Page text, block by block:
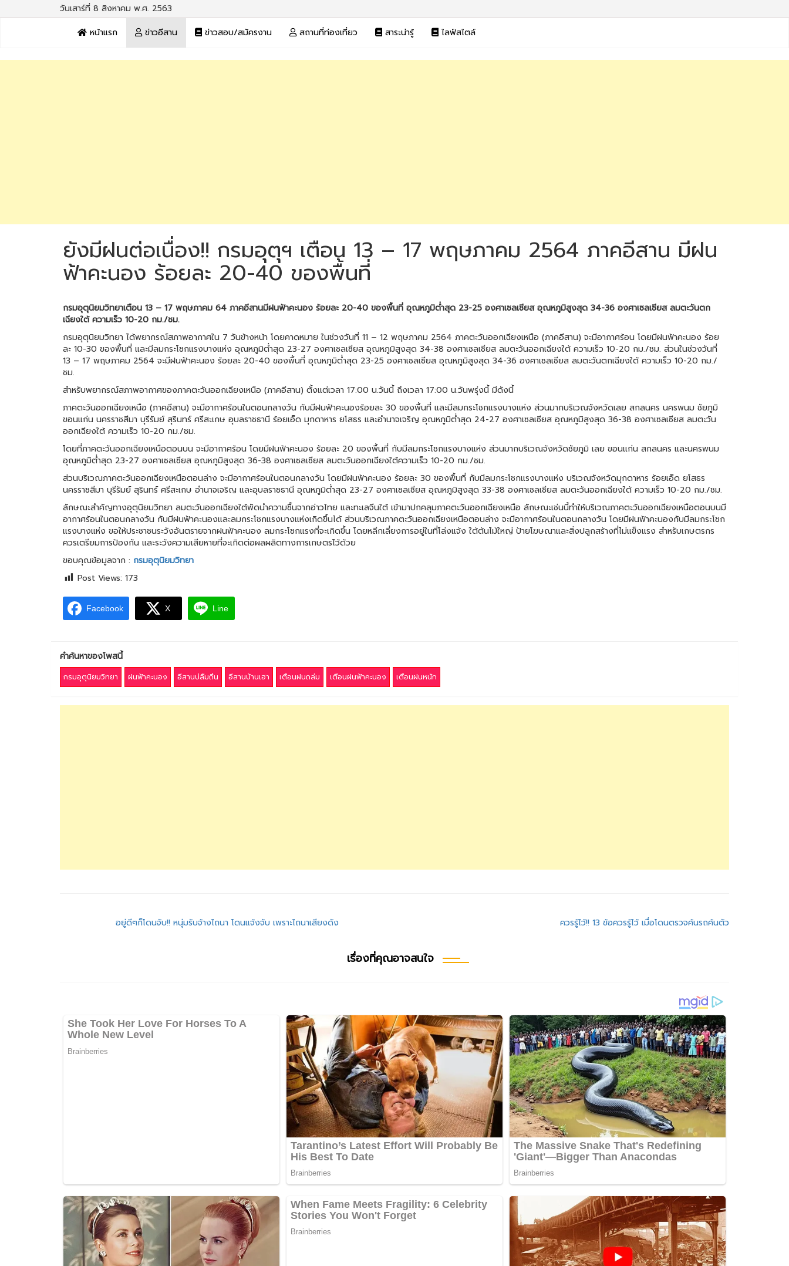
วันเสาร์ที่ 8 สิงหาคม พ.ศ. 2563
หน้าแรก
ข่าวอีสาน ข่าวสอบ/สมัครงาน สถานที่ท่องเที่ยว สาระน่ารู้ ไลฟ์สไตล์
ยังมีฝนต่อเนื่อง!! กรมอุตุฯ เตือน 13 – 17 พฤษภาคม 2564 ภาคอีสาน มีฝน
ฟ้าคะนอง ร้อยละ 20-40 ของพื้นที่
กรมอุตุนิยมวิทยาเตือน 13 – 17 พฤษภาคม 64 ภาคอีสานมีฝนฟ้าคะนอง ร้อยละ 20-40 ของพื้นที่ อุณหภูมิต่ำสุด 23-25 องศาเซลเซียส อุณหภูมิสูงสุด 34-36 องศาเซลเซียส ลมตะวันตก
เฉียงใต้ ความเร็ว 10-20 กม./ชม.
กรมอุตุนิยมวิทยา ได้พยากรณ์สภาพอากาศใน 7 วันข้างหน้า โดยคาดหมาย ในช่วงวันที่ 11 – 12 พฤษภาคม 2564 ภาคตะวันออกเฉียงเหนือ (ภาคอีสาน) จะมีอากาศร้อน โดยมีฝนฟ้าคะนอง ร้อย
ละ 10-30 ของพื้นที่ และมีลมกระโชกแรงบางแห่ง อุณหภูมิต่ำสุด 23-27 องศาเซลเซียส อุณหภูมิสูงสุด 34-38 องศาเซลเซียส ลมตะวันออกเฉียงใต้ ความเร็ว 10-20 กม./ชม. ส่วนในช่วงวันที่
13 – 17 พฤษภาคม 2564 จะมีฝนฟ้าคะนอง ร้อยละ 20-40 ของพื้นที่ อุณหภูมิต่ำสุด 23-25 องศาเซลเซียส อุณหภูมิสูงสุด 34-36 องศาเซลเซียส ลมตะวันตกเฉียงใต้ ความเร็ว 10-20 กม./
ชม.
สำหรับพยากรณ์สภาพอากาศของภาคตะวันออกเฉียงเหนือ (ภาคอีสาน) ตั้งแต่เวลา 17:00 น.วันนี้ ถึงเวลา 17:00 น.วันพรุ่งนี้ มีดังนี้
ภาคตะวันออกเฉียงเหนือ (ภาคอีสาน) จะมีอากาศร้อนในตอนกลางวัน กับมีฝนฟ้าคะนองร้อยละ 30 ของพื้นที่ และมีลมกระโชกแรงบางแห่ง ส่วนมากบริเวณจังหวัดเลย สกลนคร นครพนม ชัยภูมิ
ขอนแก่น นครราชสีมา บุรีรัมย์ สุรินทร์ ศรีสะเกษ อุบลราชธานี ร้อยเอ็ด มุกดาหาร ยโสธร และอำนาจเจริญ อุณหภูมิต่ำสุด 24-27 องศาเซลเซียส อุณหภูมิสูงสุด 36-38 องศาเซลเซียส ลมตะวัน
ออกเฉียงใต้ ความเร็ว 10-20 กม./ชม.
โดยที่ภาคตะวันออกเฉียงเหนือตอนบน จะมีอากาศร้อน โดยมีฝนฟ้าคะนอง ร้อยละ 20 ของพื้นที่ กับมีลมกระโชกแรงบางแห่ง ส่วนมากบริเวณจังหวัดชัยภูมิ เลย ขอนแก่น สกลนคร และนครพนม
อุณหภูมิต่ำสุด 23-27 องศาเซลเซียส อุณหภูมิสูงสุด 36-38 องศาเซลเซียส ลมตะวันออกเฉียงใต้ความเร็ว 10-20 กม./ชม.
ส่วนบริเวณภาคตะวันออกเฉียงเหนือตอนล่าง จะมีอากาศร้อนในตอนกลางวัน โดยมีฝนฟ้าคะนอง ร้อยละ 30 ของพื้นที่ กับมีลมกระโชกแรงบางแห่ง บริเวณจังหวัดมุกดาหาร ร้อยเอ็ด ยโสธร
นครราชสีมา บุรีรัมย์ สุรินทร์ ศรีสะเกษ อำนาจเจริญ และอุบลราชธานี อุณหภูมิต่ำสุด 23-27 องศาเซลเซียส อุณหภูมิสูงสุด 33-38 องศาเซลเซียส ลมตะวันออกเฉียงใต้ ความเร็ว 10-20 กม./ชม.
ลักษณะสำคัญทางอุตุนิยมวิทยา ลมตะวันออกเฉียงใต้พัดนำความชื้นจากอ่าวไทย และทะเลจีนใต้ เข้ามาปกคลุมภาคตะวันออกเฉียงเหนือ ลักษณะเช่นนี้ทำให้บริเวณภาคตะวันออกเฉียงเหนือตอนบนมี
อากาศร้อนในตอนกลางวัน กับมีฝนฟ้าคะนองและลมกระโชกแรงบางแห่งเกิดขึ้นได้ ส่วนบริเวณภาคตะวันออกเฉียงเหนือตอนล่าง จะมีอากาศร้อนในตอนกลางวัน โดยมีฝนฟ้าคะนองกับมีลมกระโชก
แรงบางแห่ง ขอให้ประชาชนระวังอันตรายจากฝนฟ้าคะนอง ลมกระโชกแรงที่จะเกิดขึ้น โดยหลีกเลี่ยงการอยู่ในที่โล่งแจ้ง ใต้ต้นไม้ใหญ่ ป้ายโฆษณาและสิ่งปลูกสร้างที่ไม่แข็งแรง สำหรับเกษตรกร
ควรเตรียมการป้องกัน และระวังความเสียหายที่จะเกิดต่อผลผลิตทางการเกษตรไว้ด้วย
ขอบคุณข้อมูลจาก : กรมอุตุนิยมวิทยา
Post Views: 173
Facebook X Line
คำค้นหาของโพสนี้
กรมอุตุนิยมวิทยา ฝนฟ้าคะนอง อีสานบ่ลืมถิ่น อีสานบ้านเฮา เตือนฝนถล่ม เตือนฝนฟ้าคะนอง เตือนฝนหนัก
แนะแนวอยู่ดีๆก็โดนจับ!! หนุ่มรับจ้างไถนา โดนแจ้งจับ เพราะไถนาเสียงดัง ควรรู้ไว้!! 13 ข้อควรรู้ไว้ เมื่อโดนตรวจค้นรถค้นตัว
เรื่องที่คุณอาจสนใจ